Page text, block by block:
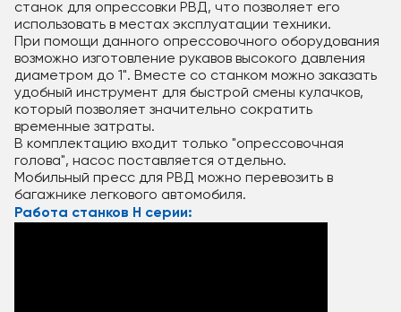
станок для опрессовки РВД, что позволяет его
использовать в местах эксплуатации техники.
При помощи данного опрессовочного оборудования
возможно изготовление рукавов высокого давления
диаметром до 1". Вместе со станком можно заказать
удобный инструмент для быстрой смены кулачков,
который позволяет значительно сократить
временные затраты.
В комплектацию входит только "опрессовочная
голова", насос поставляется отдельно.
Мобильный пресс для РВД можно перевозить в
багажнике легкового автомобиля.
Работа станков H серии: